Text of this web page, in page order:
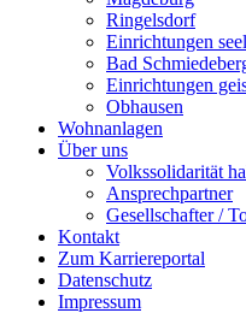
Ringelsdorf
Einrichtungen
Bad
Einrichtungen
Obhausen
Wohnanlagen
Über uns
Volkssolidarität
Ansprechpartner
Gesellschafter /
Kontakt
Zum Karriereportal
Datenschutz
Impressum